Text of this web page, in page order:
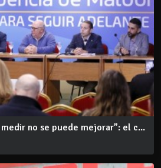
no se puede mejorar”: el c...